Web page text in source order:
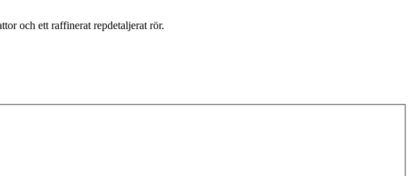
och ett raffinerat repdetaljerat rör.